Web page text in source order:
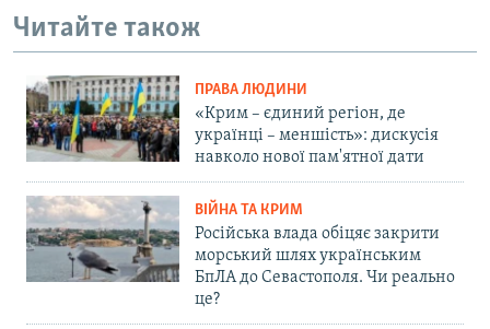
Читайте також
ПРАВА ЛЮДИНИ
«Крим – єдиний регіон, де
українці – меншість»: дискусія
навколо нової пам'ятної дати
ВІЙНА ТА КРИМ
Російська влада обіцяє закрити
морський шлях українським
БпЛА до Севастополя. Чи реально
це?